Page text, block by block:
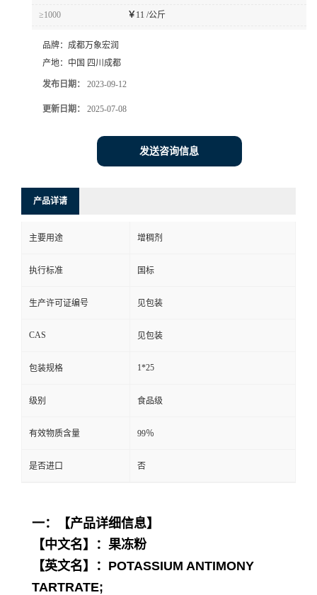
≥1000 ￥ 11 /公斤
品牌： 成都万象宏润
产地： 中国 四川成都
发布日期： 2023-09-12
更新日期： 2025-07-08
发送咨询信息
产品详请
主要用途 增稠剂
执行标准 国标
生产许可证编号 见包装
CAS 见包装
包装规格 1*25
级别 食品级
有效物质含量 99％
是否进口 否
一：【产品详细信息】
【中文名】：果冻粉
【英文名】：POTASSIUM ANTIMONY
TARTRATE;